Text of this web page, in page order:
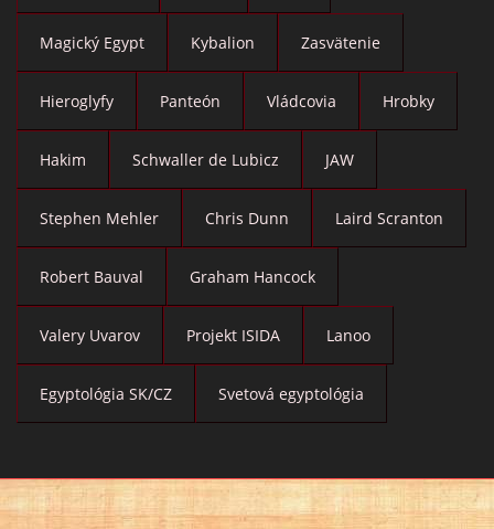
Magický Egypt Kybalion Zasvätenie
Hieroglyfy Panteón Vládcovia Hrobky
Hakim Schwaller de Lubicz JAW
Stephen Mehler Chris Dunn Laird Scranton
Robert Bauval Graham Hancock
Valery Uvarov Projekt ISIDA Lanoo
Egyptológia SK/CZ Svetová egyptológia